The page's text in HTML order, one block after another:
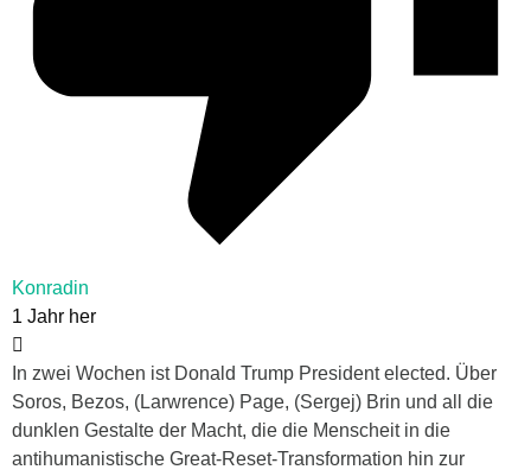
Konradin
1 Jahr her
In zwei Wochen ist Donald Trump President elected. Über
Soros, Bezos, (Larwrence) Page, (Sergej) Brin und all die
dunklen Gestalte der Macht, die die Menscheit in die
antihumanistische Great-Reset-Transformation hin zur